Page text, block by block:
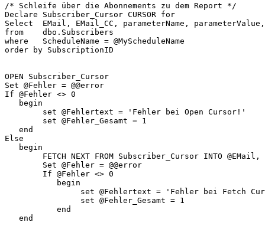
/* Schleife über die Abonnements zu dem Report */
Declare Subscriber_Cursor CURSOR for
Select  EMail, EMail_CC, parameterName,
from    dbo.Subscribers
where   ScheduleName = @MyScheduleName
order by SubscriptionID
OPEN Subscriber_Cursor
Set @Fehler = @@error
If @Fehler <> 0
   begin
        set @Fehlertext = 'Fehler bei Open Cursor!'
        set @Fehler_Gesamt = 1
   end
Else
   begin
FETCH NEXT FROM Subscriber_Cursor INTO
        Set @Fehler = @@error
        If @Fehler <> 0
           begin
set @Fehlertext = 'Fehler bei Fetch
                set @Fehler_Gesamt = 1
           end
   end